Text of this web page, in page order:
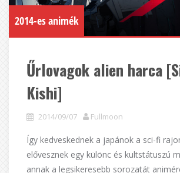
2014-es animék
Űrlovagok alien harca
Kishi]
2014/09/07 Fullmoon
Így kedveskednek a japánok a sci-fi
elővesznek egy különc és kultstátuszú
annak a legsikeresebb sorozatát